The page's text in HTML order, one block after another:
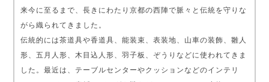
来今に至るまで、長きにわたり京都の西陣で脈々と伝統を守りな
がら織られてきました。
伝統的には茶道具や香道具、能装束、表装地、山車の装飾、雛人
形、五月人形、木目込人形、羽子板、ぞうりなどに使われてきま
した。最近は、テーブルセンターやクッションなどのインテリ